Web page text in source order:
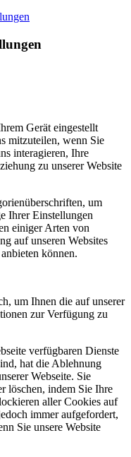
Gerät eingestellt
mitzuteilen, wenn Sie
interagieren, Ihre
zu unserer Website
um
Ihrer Einstellungen
einiger Arten von
auf unseren Websites
können.
um Ihnen die auf unserer
zur Verfügung zu
verfügbaren Dienste
hat die Ablehnung
Webseite. Sie
löschen, indem Sie Ihre
aller Cookies auf
immer aufgefordert,
Sie unsere Website